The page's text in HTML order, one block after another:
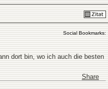
Social Bookmarks:
dort bin, wo ich auch die besten
Share